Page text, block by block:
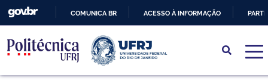
PARA
O
CONTEÚDO
COMUNICA BR ACESSO À INFORMAÇÃO